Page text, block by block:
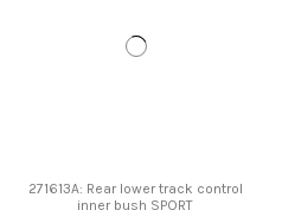
271613A: Rear lower track control
inner bush SPORT